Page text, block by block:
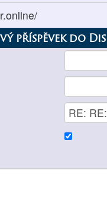
příspěvek do